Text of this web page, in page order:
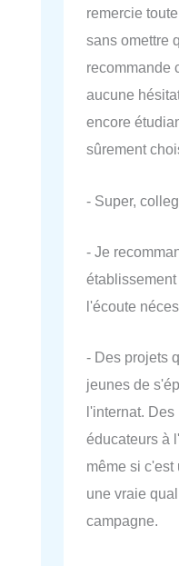
remercie
sans omettre
recommande
aucune
encore
sûrement
- Super,
- Je
l'écoute
- Des projets
jeunes de
l'internat. Des
éducateurs à
même si c'est
une vraie
campagne.